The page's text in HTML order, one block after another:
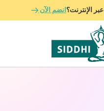
الإنترنت؟انضم الآن